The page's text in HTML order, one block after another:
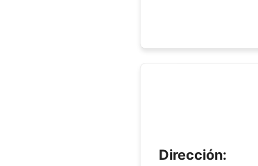
Dirección: